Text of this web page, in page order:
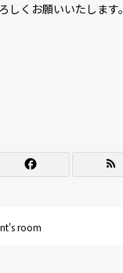
しくお願いいたします。
room